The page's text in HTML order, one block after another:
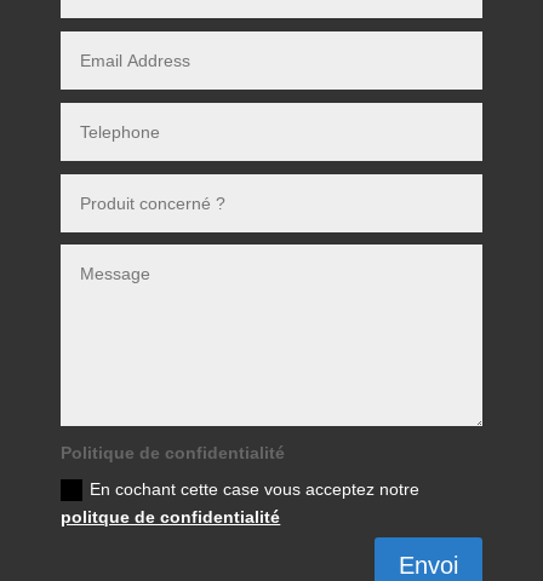
Politique de confidentialité
En cochant cette case vous acceptez notre
politque de confidentialité
Envoi